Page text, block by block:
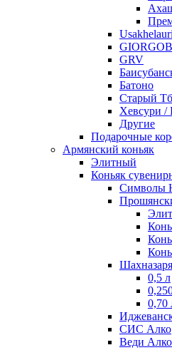
GRV
Батоно
Старый
Хевсури /
Другие
Подарочные
Армянский коньяк
Элитный
Коньяк
Символы
0,5 л
0,70
СИС Алко
Веди Алко